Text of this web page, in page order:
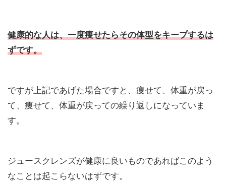
健康的な人は、一度痩せたらその体型をキープするは
ずです。
ですが上記であげた場合ですと、痩せて、体重が戻っ
て、痩せて、体重が戻っての繰り返しになっていま
す。
ジュースクレンズが健康に良いものであればこのよう
なことは起こらないはずです。